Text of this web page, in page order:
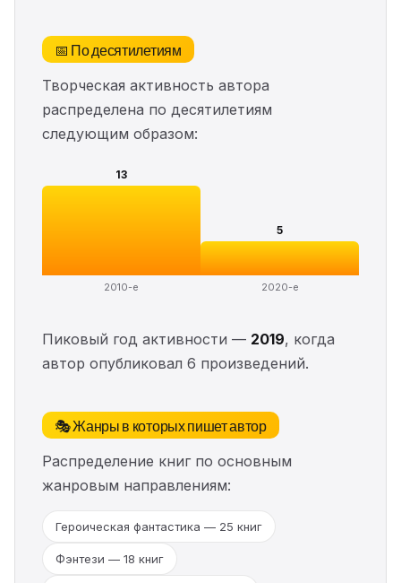
📅 По десятилетиям
Творческая активность автора
распределена по десятилетиям
следующим образом:
13
2010-е
5
2020-е
Пиковый год активности — 2019, когда
автор опубликовал 6 произведений.
🎭 Жанры в которых пишет автор
Распределение книг по основным
жанровым направлениям:
Героическая фантастика — 25 книг
Фэнтези — 18 книг